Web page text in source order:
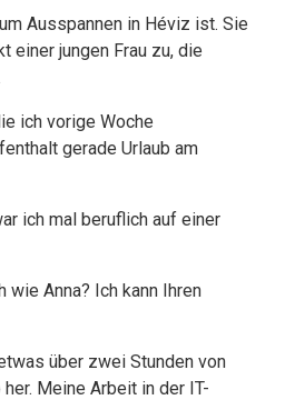
Ausspannen in Héviz ist. Sie
einer jungen Frau zu, die
ich vorige Woche
gerade Urlaub am
ich mal beruflich auf einer
wie Anna? Ich kann Ihren
über zwei Stunden von
Meine Arbeit in der IT-